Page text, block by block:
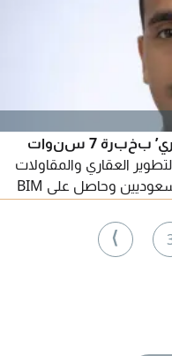
سليمان الحسام مهندس معماري’ بخبرة 7 سنوات
العقاري والمقاولات
والتشطيبات عضو هيئة المهندسين السعوديين وحاصل على BIM
مع توفر السكن والمواصلات
⟩